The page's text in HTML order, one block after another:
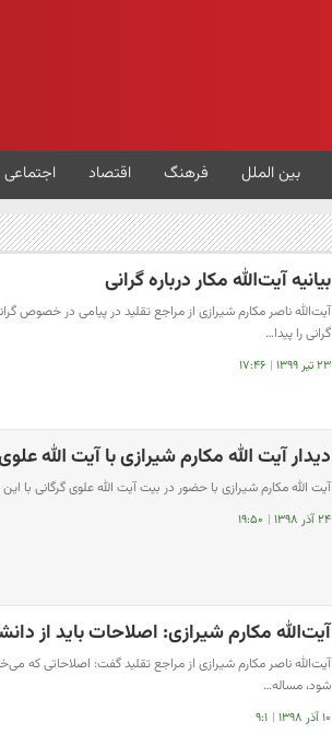
بین الملل فرهنگ اقتصاد اجتماعی
بیانیه آیت‌الله مکار درباره گرانی
آیت‌الله ناصر مکارم شیرازی از مراجع تقلید در پیامی در خصوص
گرانی را پیدا…
۲۳ تیر ۱۳۹۹ | ۱۷:۴۶
دیدار آیت الله مکارم شیرازی با آیت الله
آیت الله مکارم شیرازی با حضور در بیت آیت الله علوی گرگانی با
۲۴ آذر ۱۳۹۸ | ۱۹:۵۰
آیت‌الله مکارم شیرازی: اصلاحات باید از
آیت‌الله ناصر مکارم شیرازی از مراجع تقلید گفت: اصلاحاتی که
شود، مساله…
۱۰ آذر ۱۳۹۸ | ۹:۱